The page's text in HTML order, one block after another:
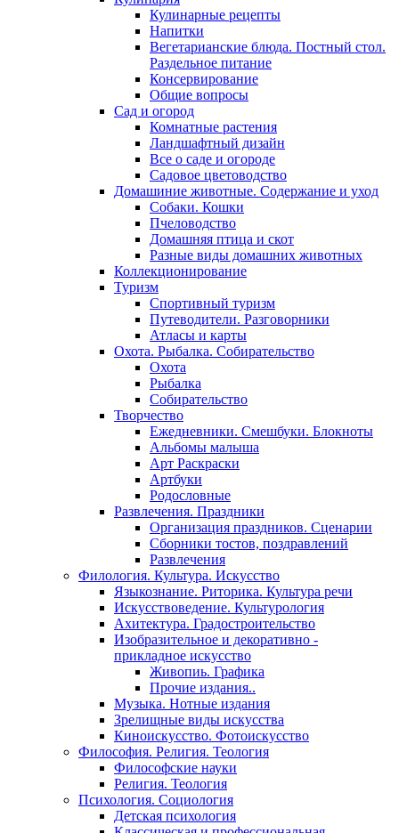
Кулинарные рецепты
Напитки
Вегетарианские блюда. Постный стол.
Раздельное питание
Консервирование
Общие вопросы
Сад и огород
Комнатные растения
Ландшафтный дизайн
Все о саде и огороде
Садовое цветоводство
Домашиние животные. Содержание и уход
Собаки. Кошки
Пчеловодство
Домашняя птица и скот
Разные виды домашних животных
Коллекционирование
Туризм
Спортивный туризм
Путеводители. Разговорники
Атласы и карты
Охота. Рыбалка. Собирательство
Охота
Рыбалка
Собирательство
Творчество
Ежедневники. Смешбуки. Блокноты
Альбомы малыша
Арт Раскраски
Артбуки
Родословные
Развлечения. Праздники
Организация праздников. Сценарии
Сборники тостов, поздравлений
Развлечения
Филология. Культура. Искусство
Языкознание. Риторика. Культура речи
Искусствоведение. Культурология
Ахитектура. Градостроительство
Изобразительное и декоративно -
прикладное искусство
Живопиь. Графика
Прочие издания..
Музыка. Нотные издания
Зрелищные виды искусства
Киноискусство. Фотоискусство
Философия. Религия. Теология
Философские науки
Религия. Теология
Психология. Социология
Детская психология